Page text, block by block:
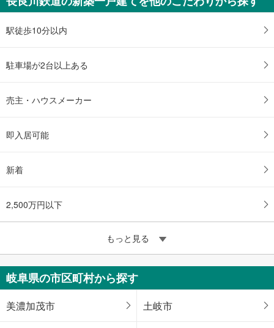
未定
駅徒歩10分以内
駐車場が2台以上ある
売主・ハウスメーカー
即入居可能
新着
2,500万円以下
もっと見る
岐阜県の市区町村から探す
美濃加茂市 土岐市